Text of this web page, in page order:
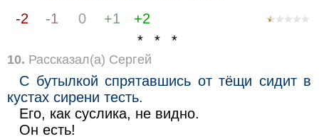
-2
-1 0 +1
+2
* * *
10. Рассказал(а) Сергей
С бутылкой спрятавшись от тёщи сидит в
кустах сирени тесть.
Его, как суслика, не видно.
Он есть!